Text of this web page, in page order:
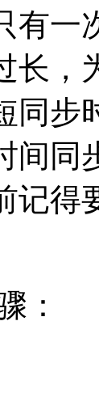
有一
长，
同步
间同
记得
：